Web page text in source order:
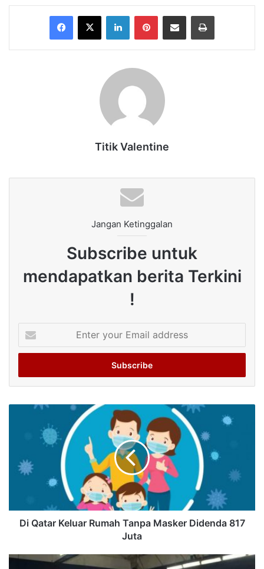
Facebook
X LinkedInPinterestShare via Email Print
Titik Valentine
Jangan Ketinggalan
Subscribe untuk
mendapatkan berita Terkini
!
your
Email
Di Qatar Keluar Rumah Tanpa Masker Didenda 817
Juta